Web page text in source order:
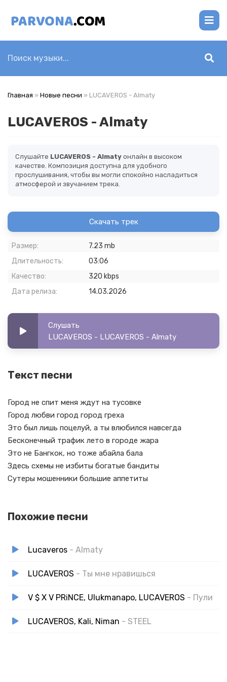
Главная » Новые песни » LUCAVEROS - Almaty
LUCAVEROS - Almaty
Слушайте LUCAVEROS - Almaty онлайн в высоком
качестве. Композиция доступна для удобного
прослушивания, чтобы вы могли спокойно насладиться
атмосферой и звучанием трека.
Скачать трек
Размер:
7.23 mb
Длительность:
03:06
Качество:
320 kbps
Дата релиза:
14.03.2026
Слушать
LUCAVEROS - LUCAVEROS - Almaty
Текст песни
Город не спит меня ждут на тусовке
Город любви город город греха
Это был лишь поцелуй, а ты влюбился навсегда
Бесконечный трафик лето в городе жара
Это не Бангкок, но тоже абайла бала
Здесь схемы не избиты богатые бандиты
Сутеры мошенники большие аппетиты
Похожие песни
Lucaveros - Almaty
LUCAVEROS - Ты мне нравишься
V $ X V PRiNCE, Ulukmanapo, LUCAVEROS - Пули
LUCAVEROS, Kali, Niman - STEEL